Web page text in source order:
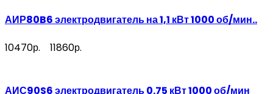
АИР80B6 электродвигатель на 1,1 кВт 1000 об/мин..
10470р. 11860р.
АИС90S6 электродвигатель 0.75 кВт 1000 об/мин